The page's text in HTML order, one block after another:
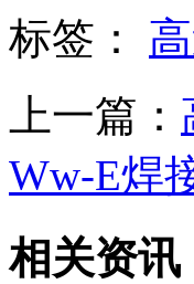
标签：
上一篇：
Ww-E焊
相关资讯